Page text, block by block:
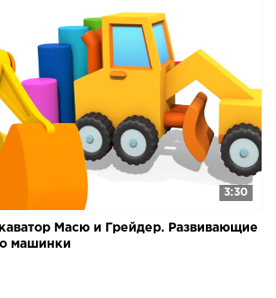
3:30
Масю и Грейдер. Развивающие
машинки